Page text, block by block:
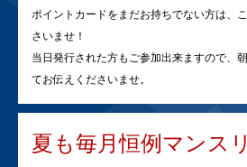
ポイントカードをまだお持ちでない方は、
さいませ！
当日発行された方もご参加出来ますので、
てお伝えくださいませ。
夏も毎月恒例マンス